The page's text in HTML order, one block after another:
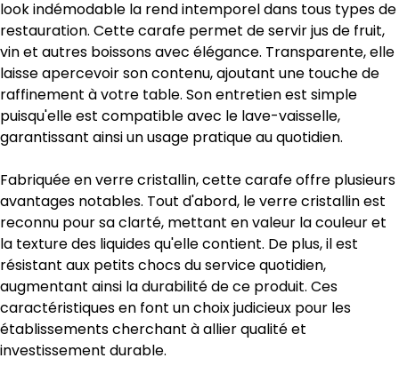
look indémodable la rend intemporel dans tous types de
restauration. Cette carafe permet de servir jus de fruit,
vin et autres boissons avec élégance. Transparente, elle
laisse apercevoir son contenu, ajoutant une touche de
raffinement à votre table. Son entretien est simple
puisqu'elle est compatible avec le lave-vaisselle,
garantissant ainsi un usage pratique au quotidien.
Fabriquée en verre cristallin, cette carafe offre plusieurs
avantages notables. Tout d'abord, le verre cristallin est
reconnu pour sa clarté, mettant en valeur la couleur et
la texture des liquides qu'elle contient. De plus, il est
résistant aux petits chocs du service quotidien,
augmentant ainsi la durabilité de ce produit. Ces
caractéristiques en font un choix judicieux pour les
établissements cherchant à allier qualité et
investissement durable.